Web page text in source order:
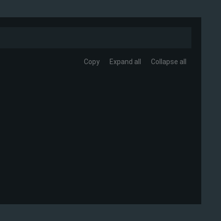
Copy Expand all Collapse all